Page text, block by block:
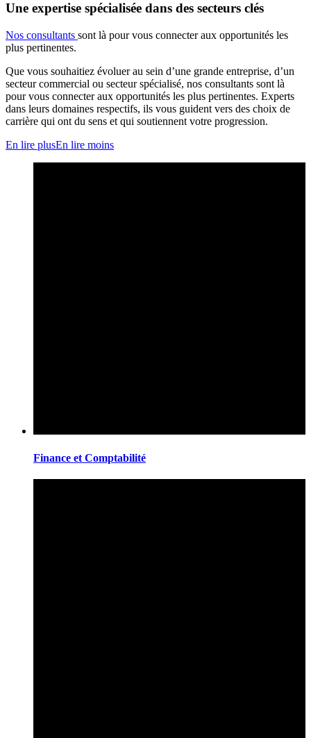
Une expertise spécialisée dans des secteurs clés
Nos consultants sont là pour vous connecter aux opportunités les
plus pertinentes.
Que vous souhaitiez évoluer au sein d’une grande entreprise, d’un
secteur commercial ou secteur spécialisé, nos consultants sont là
pour vous connecter aux opportunités les plus pertinentes. Experts
dans leurs domaines respectifs, ils vous guident vers des choix de
carrière qui ont du sens et qui soutiennent votre progression.
En lire plusEn lire moins
Finance et Comptabilité